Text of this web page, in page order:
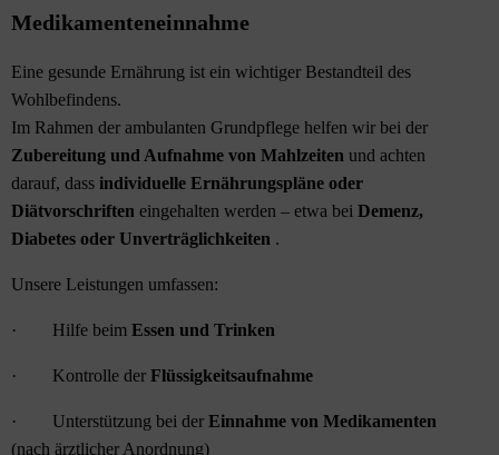
Medikamenteneinnahme
Eine gesunde Ernährung ist ein wichtiger Bestandteil des
Wohlbefindens.
Im Rahmen der ambulanten Grundpflege helfen wir bei der
Zubereitung und Aufnahme von Mahlzeiten und achten
darauf, dass individuelle Ernährungspläne oder
Diätvorschriften eingehalten werden – etwa bei Demenz,
Diabetes oder Unverträglichkeiten .
Unsere Leistungen umfassen:
· Hilfe beim Essen und Trinken
· Kontrolle der Flüssigkeitsaufnahme
· Unterstützung bei der Einnahme von Medikamenten
(nach ärztlicher Anordnung)